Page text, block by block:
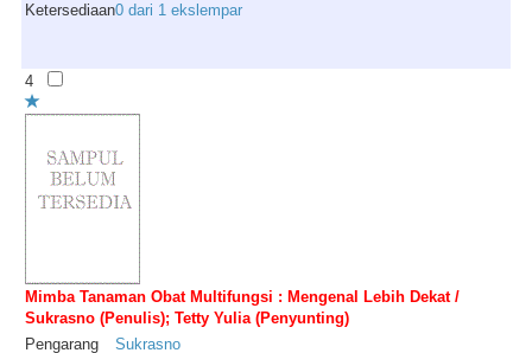
Ketersediaan0 dari 1 ekslempar
4
Mimba Tanaman Obat Multifungsi : Mengenal Lebih Dekat /
Sukrasno (Penulis); Tetty Yulia (Penyunting)
Pengarang
Sukrasno